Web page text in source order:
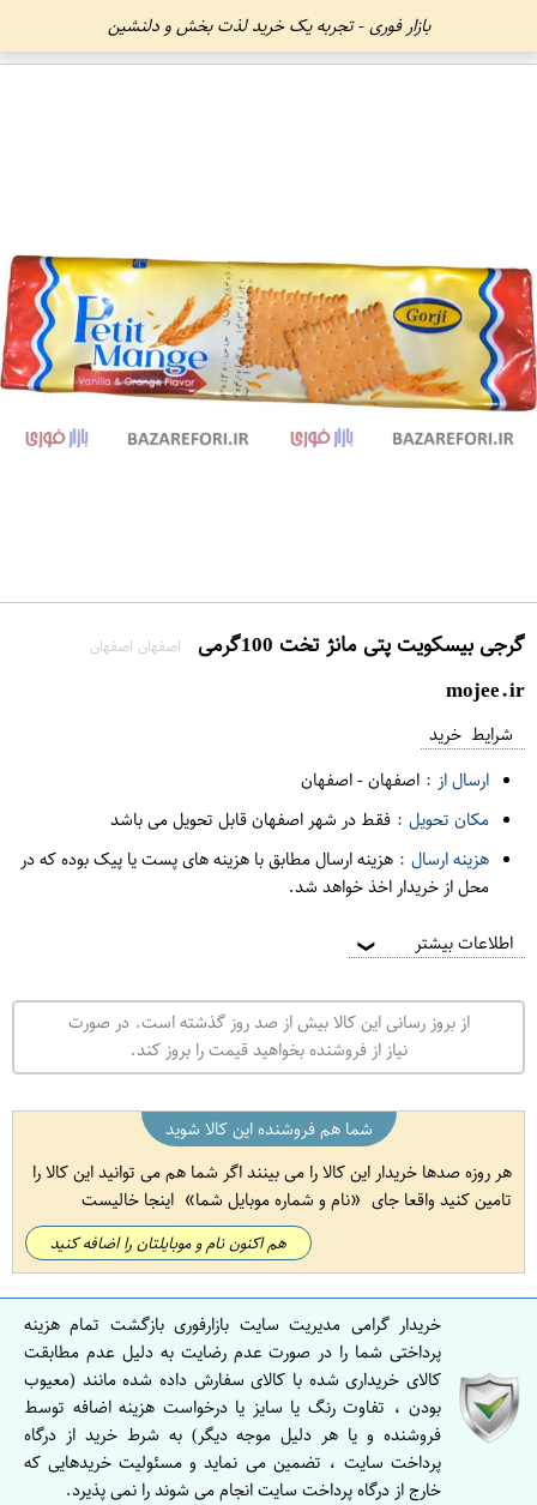
بازار فوری - تجربه یک خرید لذت بخش و دلنشین
گرجی بیسکویت پتی مانژ تخت 100گرمی اصفهان اصفهان
mojee.ir
شرایط خرید
ارسال از : اصفهان-اصفهان
مکان تحویل : فقط در شهر اصفهان قابل تحویل می باشد
هزینه ارسال : هزینه ارسال مطابق با هزینه های پست یا پیک بوده که در
محل از خریدار اخذ خواهد شد.
اطلاعات بیشتر ❯
از بروز رسانی این کالا بیش از صد روز گذشته است. در صورت
نیاز از فروشنده بخواهید قیمت را بروز کند.
شما هم فروشنده این کالا شوید
هر روزه صدها خریدار این کالا را می بینند اگر شما هم می توانید این کالا را
تامین کنید واقعا جای
نام و شماره موبایل شما اینجا خالیست
هم اکنون نام و موبایلتان را اضافه کنید
خریدار گرامی مدیریت سایت بازارفوری بازگشت تمام هزینه
پرداختی شما را در صورت عدم رضایت به دلیل عدم مطابقت
کالای خریداری شده با کالای سفارش داده شده مانند (معیوب
بودن ، تفاوت رنگ یا سایز یا درخواست هزینه اضافه توسط
فروشنده و یا هر دلیل موجه دیگر) به شرط خرید از درگاه
پرداخت سایت ، تضمین می نماید و مسئولیت خریدهایی که
خارج از درگاه پرداخت سایت انجام می شوند را نمی پذیرد.